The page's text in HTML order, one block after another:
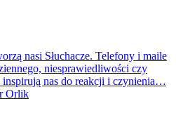
nasi Słuchacze. Telefony i maile
niesprawiedliwości czy
inspirują nas do reakcji i czynienia…
Orlik